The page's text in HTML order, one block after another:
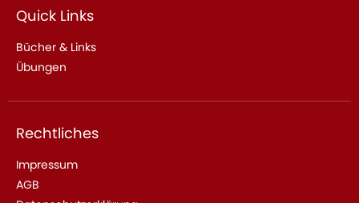
Quick Links
Bücher & Links
Übungen
Rechtliches
Impressum
AGB